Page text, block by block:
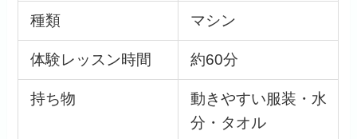
種類 マシン
体験レッスン時間 約60分
持ち物
動きやすい服装・水
分・タオル